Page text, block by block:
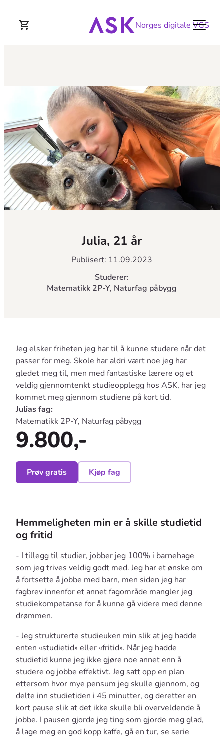
Norges digitale VGS
Julia, 21 år
Publisert: 11.09.2023
Studerer:
Matematikk 2P-Y, Naturfag påbygg
Jeg elsker friheten jeg har til å kunne studere når det
passer for meg. Skole har aldri vært noe jeg har
gledet meg til, men med fantastiske lærere og et
veldig gjennomtenkt studieopplegg hos ASK, har jeg
kommet meg gjennom studiene på kort tid.
Julias fag:
Matematikk 2P-Y, Naturfag påbygg
9.800,-
Prøv gratis Kjøp fag
Hemmeligheten min er å skille studietid
og fritid
- I tillegg til studier, jobber jeg 100% i barnehage
som jeg trives veldig godt med. Jeg har et ønske om
å fortsette å jobbe med barn, men siden jeg har
fagbrev innenfor et annet fagområde mangler jeg
studiekompetanse for å kunne gå videre med denne
drømmen.
- Jeg strukturerte studieuken min slik at jeg hadde
enten «studietid» eller «fritid». Når jeg hadde
studietid kunne jeg ikke gjøre noe annet enn å
studere og jobbe effektivt. Jeg satt opp en plan
ettersom hvor mye pensum jeg skulle gjennom, og
delte inn studietiden i 45 minutter, og deretter en
kort pause slik at det ikke skulle bli overveldende å
jobbe. I pausen gjorde jeg ting som gjorde meg glad,
å lage meg en god kopp kaffe, gå en tur, se serie